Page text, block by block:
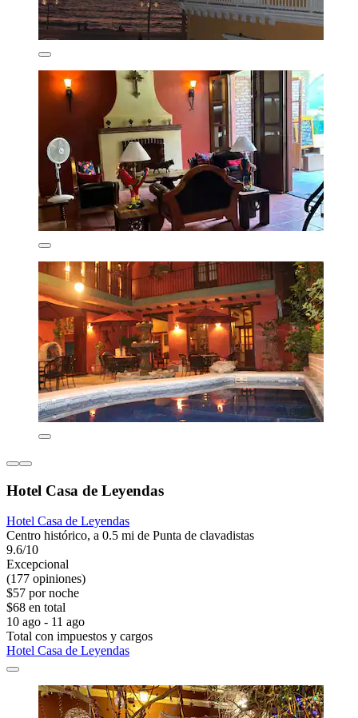
Hotel Casa de Leyendas
Hotel Casa de Leyendas
Centro histórico, a 0.5 mi de Punta de clavadistas
9.6/10
Excepcional
(177 opiniones)
$57 por noche
$68 en total
10 ago - 11 ago
Total con impuestos y cargos
Hotel Casa de Leyendas